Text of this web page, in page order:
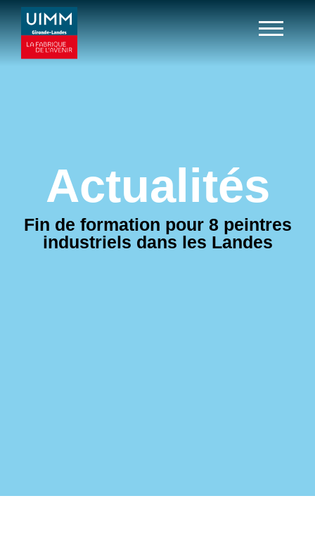
Actualités
Fin de formation pour 8 peintres
industriels dans les Landes